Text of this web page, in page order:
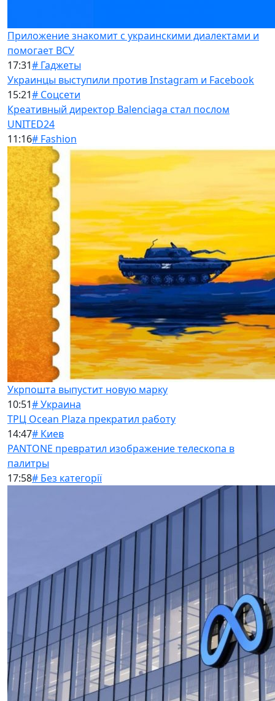
Приложение знакомит с украинскими диалектами и
помогает ВСУ
17:31# Гаджеты
Украинцы выступили против Instagram и Facebook
15:21# Соцсети
Креативный директор Balenciaga стал послом
UNITED24
11:16# Fashion
Укрпошта выпустит новую марку
10:51# Украина
ТРЦ Ocean Plaza прекратил работу
14:47# Киев
PANTONE превратил изображение телескопа в
палитры
17:58# Без категорії